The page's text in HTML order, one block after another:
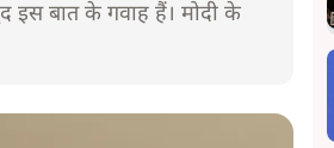
इस बात के गवाह हैं। मोदी के